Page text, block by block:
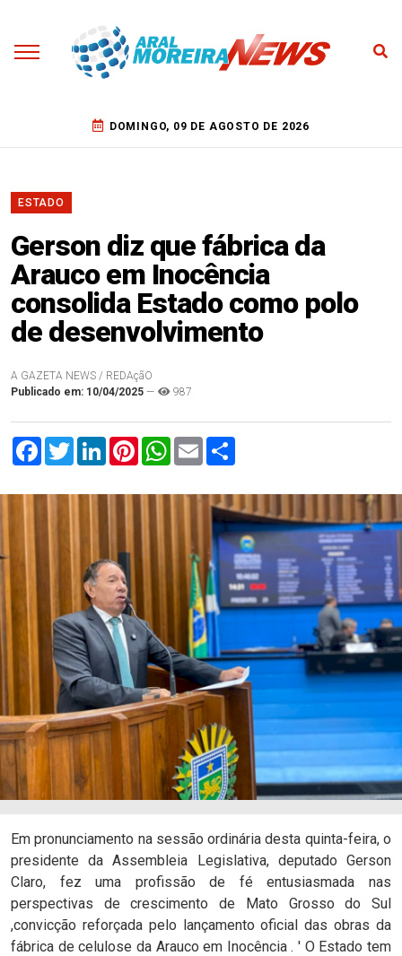
DOMINGO, 09 DE AGOSTO DE 2026
ESTADO
Gerson diz que fábrica da
Arauco em Inocência
consolida Estado como polo
de desenvolvimento
A GAZETA NEWS / REDAçãO
Publicado em: 10/04/2025 — 987
FacebookTwitterLinkedInPinterestWhatsApp
Email
Em pronunciamento na sessão ordinária desta quinta-feira, o
presidente da Assembleia Legislativa, deputado Gerson
Claro, fez uma profissão de fé entusiasmada nas
perspectivas de crescimento de Mato Grosso do Sul
,convicção reforçada pelo lançamento oficial das obras da
fábrica de celulose da Arauco em Inocência . ' O Estado tem